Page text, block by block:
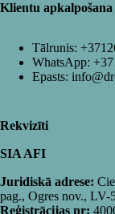
Klientu apkalpošana
Tālrunis:
WhatsApp:
Epasts:
Rekvizīti
SIA AFI
Juridiskā adrese:
pag., Ogres nov., LV-
Reģistrācijas nr: